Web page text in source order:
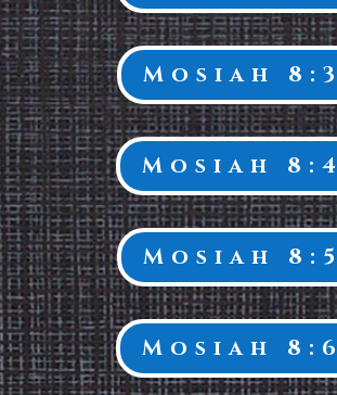
Mosiah 8:3
Mosiah 8:4
Mosiah 8:5
Mosiah 8:6